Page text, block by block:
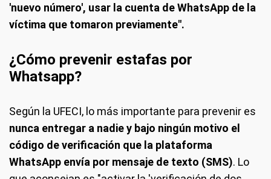
'nuevo número', usar la cuenta de WhatsApp de la
víctima que tomaron previamente".
¿Cómo prevenir estafas por
Whatsapp?
Según la UFECI, lo más importante para prevenir es
nunca entregar a nadie y bajo ningún motivo el
código de verificación que la plataforma
WhatsApp envía por mensaje de texto (SMS). Lo